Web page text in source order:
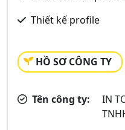
Thiết kế profile
HỒ SƠ CÔNG TY
Tên công ty:
IN